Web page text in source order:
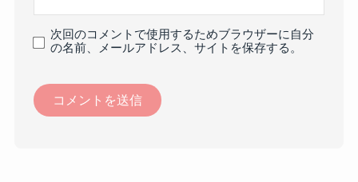
次回のコメントで使用するためブラウザーに自分
の名前、メールアドレス、サイトを保存する。